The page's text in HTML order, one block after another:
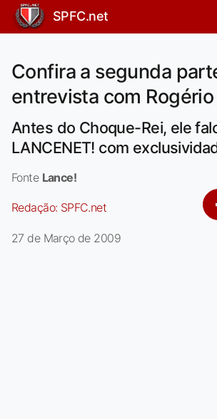
SPFC.net
Confira a segunda
entrevista com
Antes do Choque-Rei, ele
LANCENET! com
Fonte Lance!
Redação: SPFC.net
27 de Março de 2009